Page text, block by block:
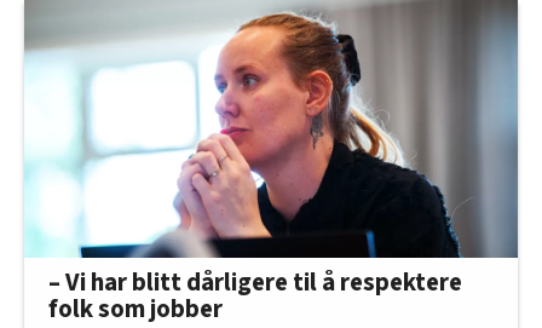
– Vi har blitt dårligere til å respektere
folk som jobber